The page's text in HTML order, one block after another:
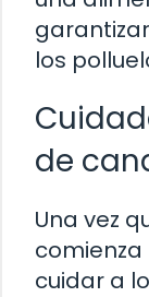
los
de
Una vez
cuidar a